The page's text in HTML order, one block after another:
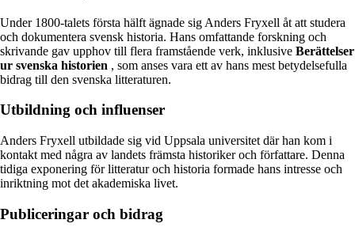
Under 1800-talets första hälft ägnade sig Anders Fryxell åt att studera
och dokumentera svensk historia. Hans omfattande forskning och
skrivande gav upphov till flera framstående verk, inklusive Berättelser
ur svenska historien , som anses vara ett av hans mest betydelsefulla
bidrag till den svenska litteraturen.
Utbildning och influenser
Anders Fryxell utbildade sig vid Uppsala universitet där han kom i
kontakt med några av landets främsta historiker och författare. Denna
tidiga exponering för litteratur och historia formade hans intresse och
inriktning mot det akademiska livet.
Publiceringar och bidrag